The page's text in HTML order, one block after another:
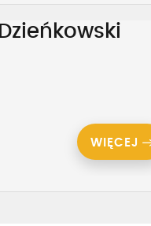
WIĘCEJ